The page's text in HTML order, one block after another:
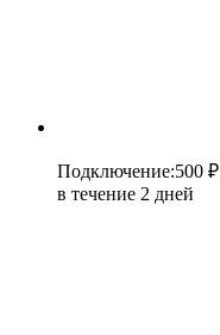
Подключение:500 ₽
в течение 2 дней